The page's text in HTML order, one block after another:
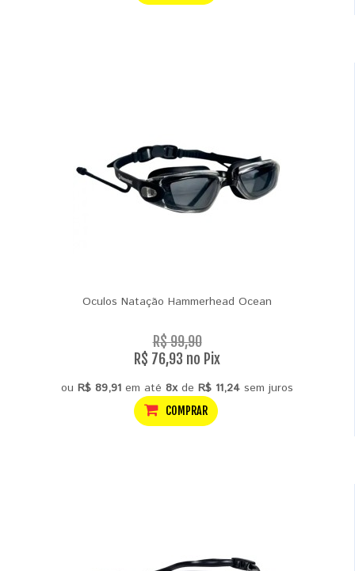
Oculos Natação Hammerhead Ocean
R$ 99,90
R$ 76,93 no Pix
ou R$ 89,91 em até 8xde R$ 11,24 sem juros
COMPRAR